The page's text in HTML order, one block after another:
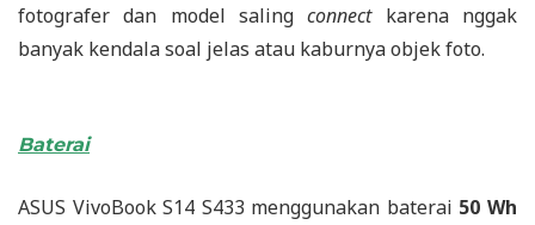
fotografer dan model salingconnectkarena nggak
banyak kendala soal jelas atau kaburnya objek foto.
Baterai
ASUS VivoBook S14 S433 menggunakan baterai 50 Wh